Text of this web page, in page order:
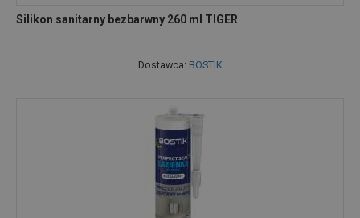
Silikon sanitarny bezbarwny 260 ml TIGER
Dostawca: BOSTIK